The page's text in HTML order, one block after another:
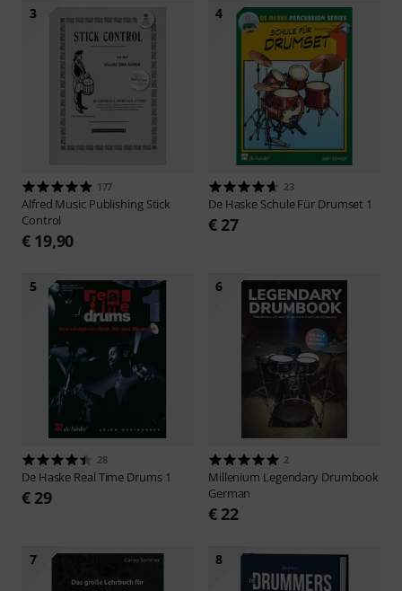
3
177
Alfred Music Publishing Stick
Control
€ 19,90
4
23
De Haske Schule Für Drumset 1
€ 27
5
28
De Haske Real Time Drums 1
€ 29
6
2
Millenium Legendary Drumbook
German
€ 22
7 8